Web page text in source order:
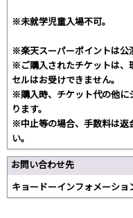
※未就学児童入場不可。
※楽天スーパーポイントは公
※ご購入されたチケットは、
セルはお受けできません。
※購入時、チケット代の他に
ります。
※中止等の場合、手数料は返
い。
お問い合わせ先
キョードーインフォメーシ